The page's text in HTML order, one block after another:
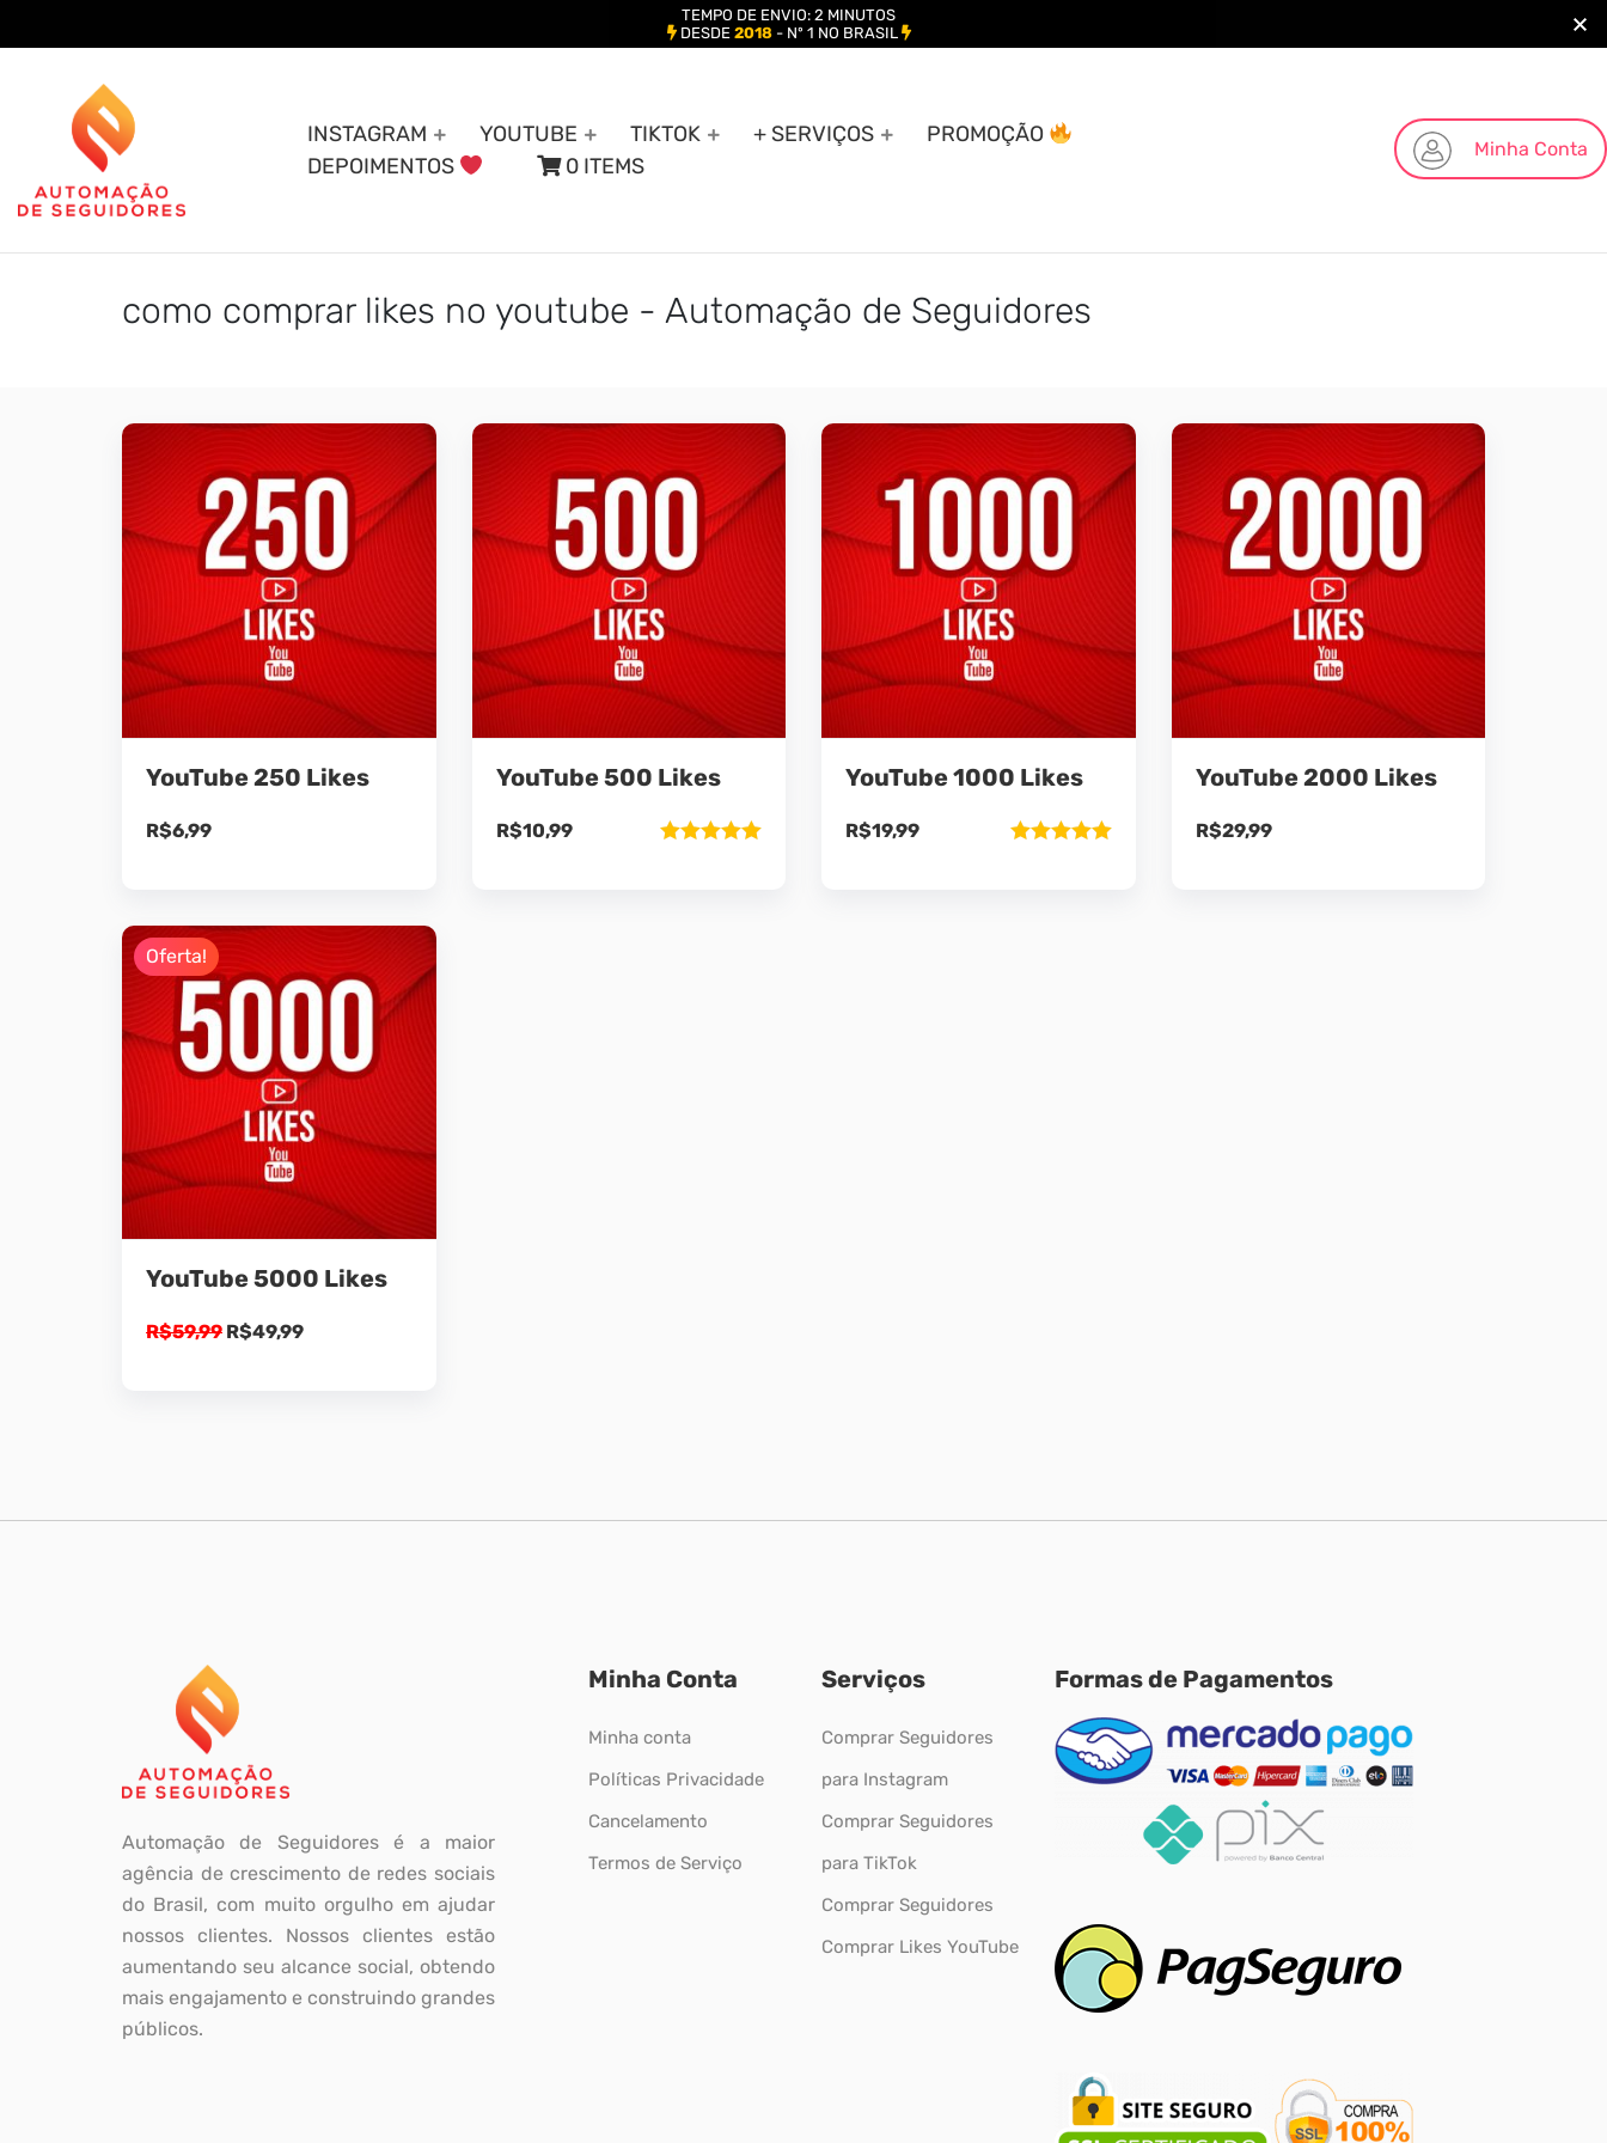
INSTAGRAM YOUTUBE TIKTOK + SERVIÇOS
PROMOÇÃO
DEPOIMENTOS
0 ITEMS
Minha Conta
como comprar likes no youtube - Automação de Seguidores
YouTube 250 Likes
R$6,99
YouTube 500 Likes
R$10,99
YouTube 1000 Likes
R$19,99
YouTube 2000 Likes
R$29,99
Oferta!
YouTube 5000 Likes
R$59,99 O
R$49,99O
Automação de Seguidores é a maior
agência de crescimento de redes sociais
do Brasil, com muito orgulho em ajudar
nossos clientes. Nossos clientes estão
aumentando seu alcance social, obtendo
mais engajamento e construindo grandes
públicos.
Minha Conta
Minha conta
Políticas Privacidade
Cancelamento
Termos de Serviço
Serviços
Comprar Seguidores
para Instagram
Comprar Seguidores
para TikTok
Comprar Seguidores
Comprar Likes YouTube
Formas de Pagamentos
TEMPO DE ENVIO: 2 MINUTOS
DESDE 2018- Nº 1 NO BRASIL